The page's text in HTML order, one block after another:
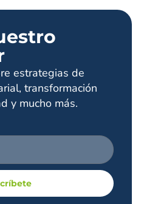
estrategias de
transformación
y mucho más.